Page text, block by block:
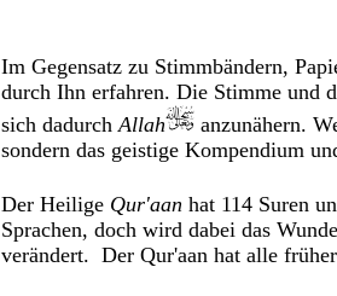
Im Gegensatz zu Stimmbändern,
durch Ihn erfahren. Die Stimme und
sich dadurchAllah anzunähern.
sondern das geistige Kompendium
Der Heilige Qur'aan hat 114 Suren
Sprachen, doch wird dabei das
verändert. Der Qur'aan hat alle